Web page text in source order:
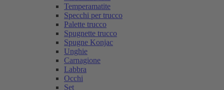
Temperamatite
Specchi per trucco
Palette trucco
Spugnette trucco
Spugne Konjac
Unghie
Carnagione
Labbra
Occhi
Set